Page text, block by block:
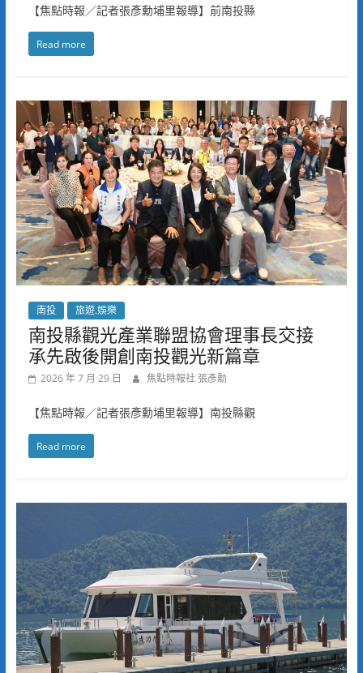
【焦點時報／記者張彥勳埔里報導】前南投縣
Read more
南投 旅遊.娛樂
南投縣觀光產業聯盟協會理事長交接
承先啟後開創南投觀光新篇章
2026 年 7 月 29 日 焦點時報社 張彥勳
【焦點時報／記者張彥勳埔里報導】南投縣觀
Read more